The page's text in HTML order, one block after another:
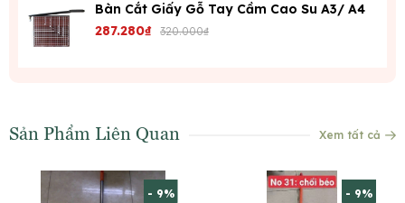
Bàn Cắt Giấy Gỗ Tay Cầm Cao Su A3/ A4
287.280₫ 320.000₫
Sản Phẩm Liên Quan Xem tất cả
- 9% - 9%